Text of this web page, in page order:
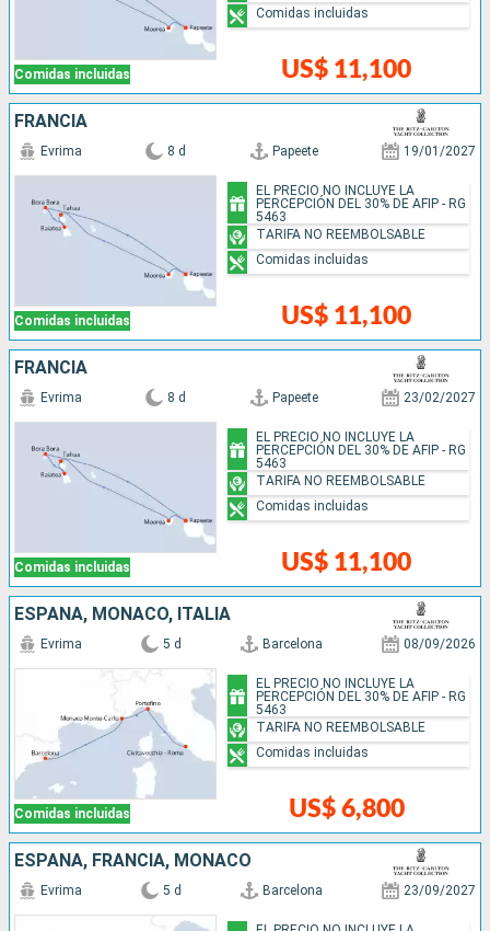
Comidas incluidas US$ 11,100
Comidas incluidas
FRANCIA
Comidas incluidas
Evrima 8 d Papeete 19/01/2027
US$ 11,100
EL PRECIO NO INCLUYE LA
PERCEPCIÓN DEL 30% DE AFIP - RG
5463
TARIFA NO REEMBOLSABLE
Comidas incluidas
FRANCIA
Comidas incluidas
Evrima 8 d Papeete 23/02/2027
US$ 11,100
EL PRECIO NO INCLUYE LA
PERCEPCIÓN DEL 30% DE AFIP - RG
5463
TARIFA NO REEMBOLSABLE
Comidas incluidas
ESPAÑA, MONACO, ITALIA
Comidas incluidas
Evrima 5 d Barcelona 08/09/2026
US$ 6,800
EL PRECIO NO INCLUYE LA
PERCEPCIÓN DEL 30% DE AFIP - RG
5463
TARIFA NO REEMBOLSABLE
Comidas incluidas
ESPAÑA, FRANCIA, MONACO
Evrima 5 d Barcelona 23/09/2027